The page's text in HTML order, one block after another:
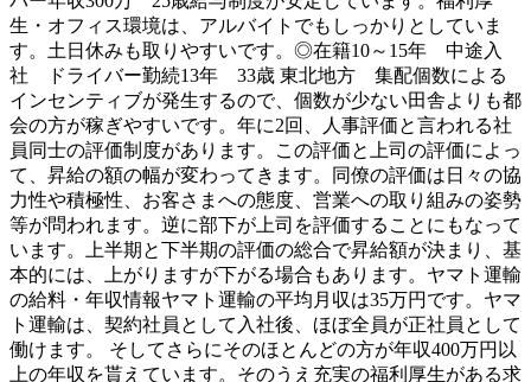
生・オフィス環境は、アルバイトでもしっかりとしていま
す。土日休みも取りやすいです。◎在籍10～15年 中途入
社 ドライバー勤続13年 33歳 東北地方 集配個数による
インセンティブが発生するので、個数が少ない田舎よりも都
会の方が稼ぎやすいです。年に2回、人事評価と言われる社
員同士の評価制度があります。この評価と上司の評価によっ
て、昇給の額の幅が変わってきます。同僚の評価は日々の協
力性や積極性、お客さまへの態度、営業への取り組みの姿勢
等が問われます。逆に部下が上司を評価することにもなって
います。上半期と下半期の評価の総合で昇給額が決まり、基
本的には、上がりますが下がる場合もあります。ヤマト運輸
の給料・年収情報ヤマト運輸の平均月収は35万円です。ヤマ
ト運輸は、契約社員として入社後、ほぼ全員が正社員として
働けます。 そしてさらにそのほとんどの方が年収400万円以
上の年収を貰えています。そのうえ充実の福利厚生がある求